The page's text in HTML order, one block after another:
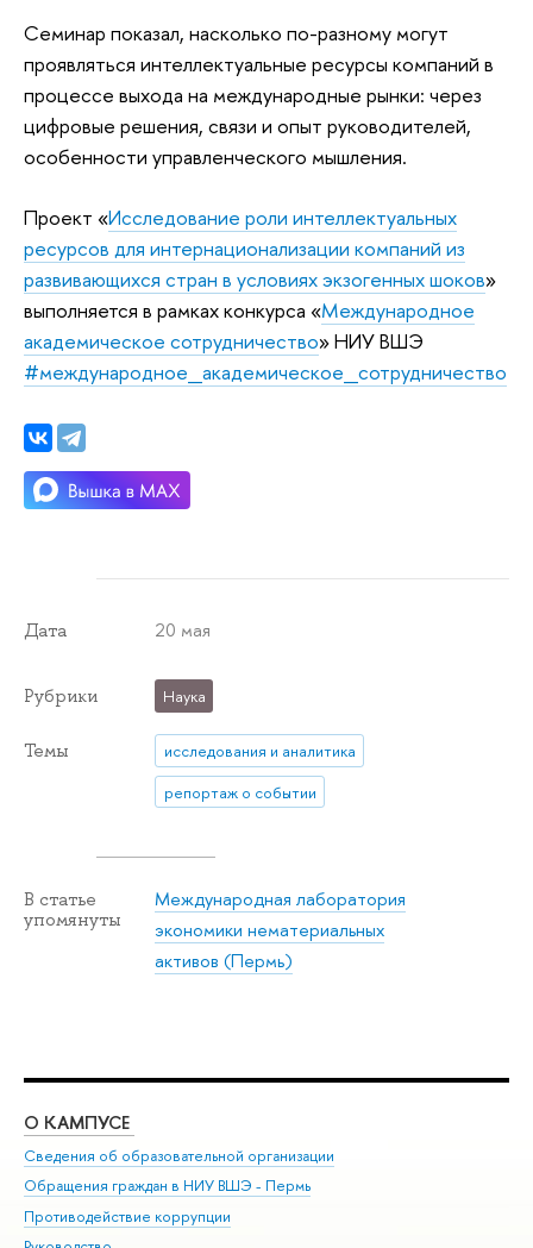
Семинар показал, насколько по-разному могут
проявляться интеллектуальные ресурсы компаний в
процессе выхода на международные рынки: через
цифровые решения, связи и опыт руководителей,
особенности управленческого мышления.
Проект «Исследование роли интеллектуальных
ресурсов для интернационализации компаний из
развивающихся стран в условиях экзогенных шоков»
выполняется в рамках конкурса «Международное
академическое сотрудничество» НИУ ВШЭ
#международное_академическое_сотрудничество
Дата 20 мая
Рубрики Наука
Темы
исследования и аналитика
репортаж о событии
В статье
упомянуты
Международная лаборатория
экономики нематериальных
активов (Пермь)
О КАМПУСЕ
Сведения об образовательной организации
Обращения граждан в НИУ ВШЭ - Пермь
Противодействие коррупции